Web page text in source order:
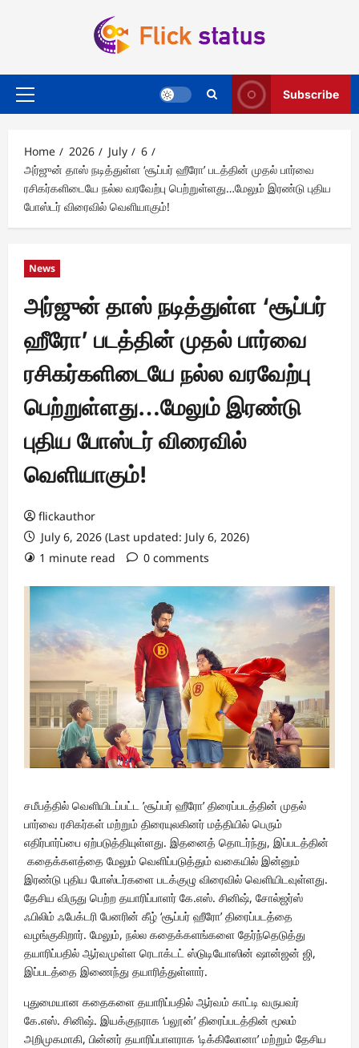
Primary
Subscribe
Home 2026 July
6
அர்ஜுன் தாஸ் நடித்துள்ள ‘சூப்பர் ஹீரோ’ படத்தின் முதல் பார்வை
ரசிகர்களிடையே நல்ல வரவேற்பு பெற்றுள்ளது…மேலும் இரண்டு புதிய
போஸ்டர் விரைவில் வெளியாகும்!
News
அர்ஜுன் தாஸ் நடித்துள்ள ‘சூப்பர்
ஹீரோ’ படத்தின் முதல் பார்வை
ரசிகர்களிடையே நல்ல வரவேற்பு
பெற்றுள்ளது…மேலும் இரண்டு
புதிய போஸ்டர் விரைவில்
வெளியாகும்!
flickauthor
July 6, 2026 (Last updated: July 6, 2026)
1 minute read
0 comments
சமீபத்தில் வெளியிடப்பட்ட ’சூப்பர் ஹீரோ’ திரைப்படத்தின் முதல்
பார்வை ரசிகர்கள் மற்றும் திரையுலகினர் மத்தியில் பெரும்
எதிர்பார்ப்பை ஏற்படுத்தியுள்ளது. இதனைத் தொடர்ந்து, இப்படத்தின்
கதைக்களத்தை மேலும் வெளிப்படுத்தும் வகையில் இன்னும்
இரண்டு புதிய போஸ்டர்களை படக்குழு விரைவில் வெளியிடவுள்ளது.
தேசிய விருது பெற்ற தயாரிப்பாளர் கே.எஸ். சினிஷ், சோல்ஜர்ஸ்
ஃபிலிம் ஃபேக்டரி பேனரின் கீழ் ‘சூப்பர் ஹீரோ’ திரைப்படத்தை
வழங்குகிறார். மேலும், நல்ல கதைக்களங்களை தேர்ந்தெடுத்து
தயாரிப்பதில் ஆர்வமுள்ள ரெடாக்டட் ஸ்டுடியோஸின் ஷான்ஜன் ஜி,
இப்படத்தை இணைந்து தயாரித்துள்ளார்.
புதுமையான கதைகளை தயாரிப்பதில் ஆர்வம் காட்டி வருபவர்
கே.எஸ். சினிஷ். இயக்குநராக ‘பலூன்’ திரைப்படத்தின் மூலம்
அறிமுகமாகி, பின்னர் தயாரிப்பாளராக ‘டிக்கிலோனா’ மற்றும் தேசிய